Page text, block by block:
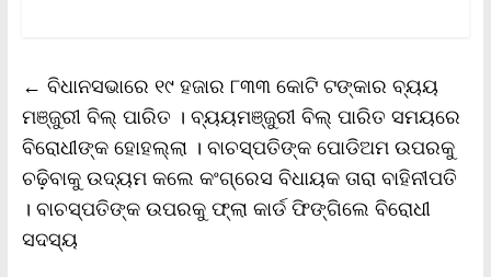
o
o
k
e
r
A
p
p
i
n
k
F
r
i
e
n
d
l
y
← ବିଧାନସଭାରେ ୧୯ ହଜାର ୮୩୩ କୋଟି ଟଙ୍କାର ବ୍ୟୟ
ମଞ୍ଜୁରୀ ବିଲ୍ ପାରିତ । ବ୍ୟୟମଞ୍ଜୁରୀ ବିଲ୍ ପାରିତ ସମୟରେ
ବିରୋଧୀଙ୍କ ହୋହଲ୍ଲା । ବାଚସ୍ପତିଙ୍କ ପୋଡିଅମ ଉପରକୁ
ଚଢ଼ିବାକୁ ଉଦ୍ୟମ କଲେ କଂଗ୍ରେସ ବିଧାୟକ ତାରା ବାହିନୀପତି
। ବାଚସ୍ପତିଙ୍କ ଉପରକୁ ଫ୍ଲା କାର୍ଡ ଫିଙ୍ଗିଲେ ବିରୋଧୀ
ସଦସ୍ୟ